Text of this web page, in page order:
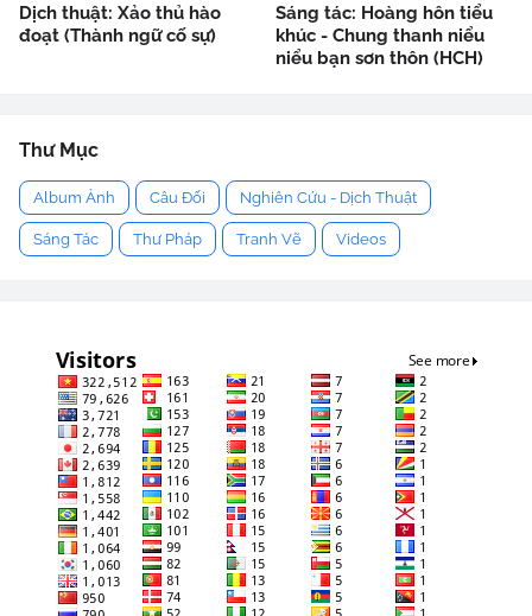
Dịch thuật: Xảo thủ hào
đoạt (Thành ngữ cố sự)
Sáng tác: Hoàng hôn tiểu
khúc - Chung thanh niểu
niểu bạn sơn thôn (HCH)
Thư Mục
Album Ảnh Câu Đối Nghiên Cứu - Dịch Thuật
Sáng Tác Thư Pháp Tranh Vẽ Videos